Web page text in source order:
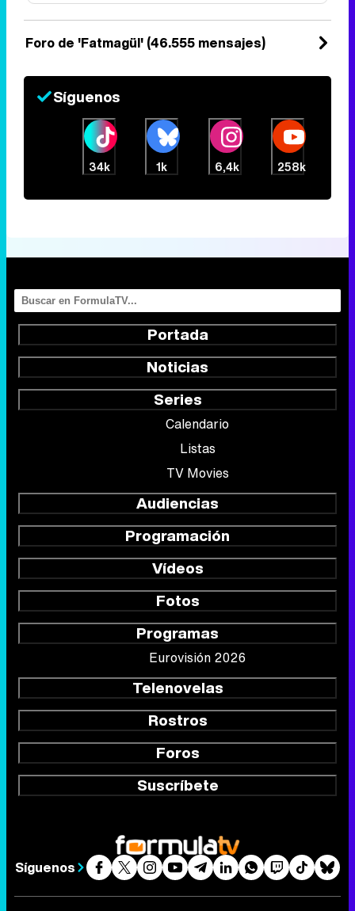
Foro de 'Fatmagül' (46.555 mensajes)
Síguenos
34k 1k 6,4k 258k
Portada
Noticias
Series
Calendario
Listas
TV Movies
Audiencias
Programación
Vídeos
Fotos
Programas
Eurovisión 2026
Telenovelas
Rostros
Foros
Suscríbete
Síguenos